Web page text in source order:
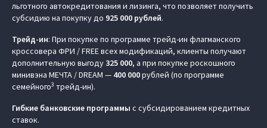
льготного автокредитования и лизинга, что позволяет получить
субсидию на покупку до 925 000 рублей.
Трейд-ин: При покупке по программе трейд-ин флагманского
кроссовера ФРИ / FREE всех модификаций, клиенты получают
дополнительную выгоду325 000, а при покупке роскошного
минивэна МЕЧТА / DREAM — 400 000рублей (по программе
семейного3 трейд-ин).
Гибкие банковские программы с субсидированием кредитных
ставок.